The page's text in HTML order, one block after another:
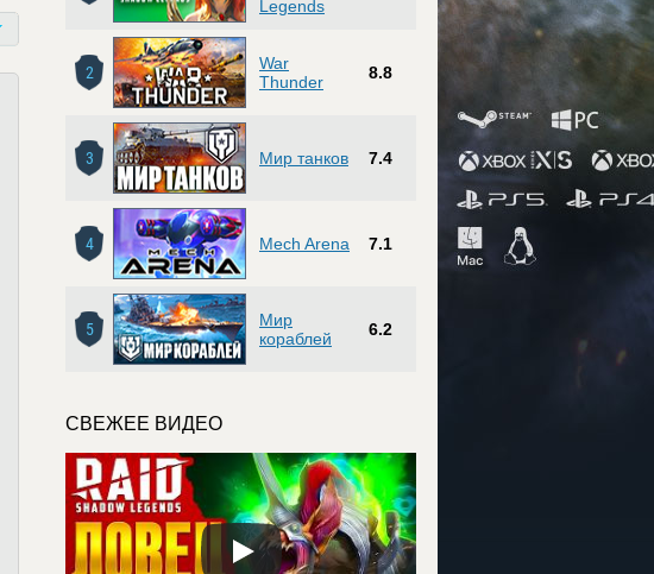
Legends
2
War
Thunder
8.8
3 Мир танков 7.4
4 Mech Arena 7.1
5
Мир
кораблей
6.2
СВЕЖЕЕ ВИДЕО